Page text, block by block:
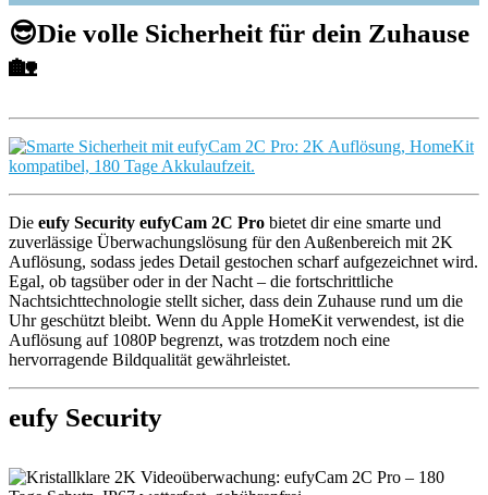
😎Die volle Sicherheit für dein Zuhause
🏡
Die eufy Security eufyCam 2C Pro bietet dir eine smarte und
zuverlässige Überwachungslösung für den Außenbereich mit 2K
Auflösung, sodass jedes Detail gestochen scharf aufgezeichnet wird.
Egal, ob tagsüber oder in der Nacht – die fortschrittliche
Nachtsichttechnologie stellt sicher, dass dein Zuhause rund um die
Uhr geschützt bleibt. Wenn du Apple HomeKit verwendest, ist die
Auflösung auf 1080P begrenzt, was trotzdem noch eine
hervorragende Bildqualität gewährleistet.
eufy Security